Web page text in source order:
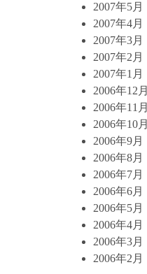
2007年5月
2007年4月
2007年3月
2007年2月
2007年1月
2006年12月
2006年11月
2006年10月
2006年9月
2006年8月
2006年7月
2006年6月
2006年5月
2006年4月
2006年3月
2006年2月